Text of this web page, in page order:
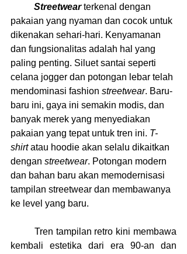
	Streetwear
terkenal dengan
pakaian yang nyaman dan cocok untuk
dikenakan sehari-hari. Kenyamanan
dan fungsionalitas adalah hal yang
paling penting. Siluet santai seperti
celana jogger dan potongan lebar telah
mendominasi fashion streetwear. Baru-
baru ini, gaya ini semakin modis, dan
banyak merek yang menyediakan
pakaian yang tepat untuk tren ini. T-
shirt atau hoodie akan selalu dikaitkan
dengan streetwear. Potongan modern
dan bahan baru akan memodernisasi
tampilan streetwear dan membawanya
ke level yang baru.
kembali estetika dari era 90-an dan